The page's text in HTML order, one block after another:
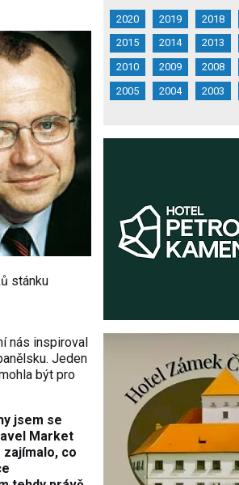
stánku
nás inspiroval
Jeden
být pro
jsem se
Market
co
2020 2019 2018
2015
2014 2013
2010
2009 2008
2005
2004 2003